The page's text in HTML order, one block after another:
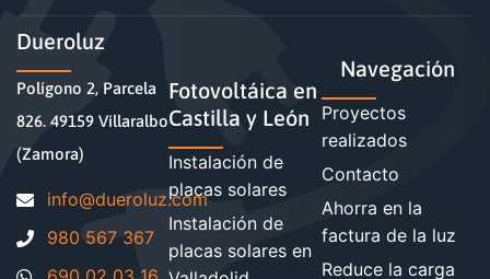
Dueroluz
Polígono 2, Parcela
826. 49159 Villaralbo
(Zamora)
moc.zuloreud@ofni
980 567 367
Fotovoltáica en
Castilla y León
Instalación de
placas solares
Instalación de
placas solares en
Navegación
Proyectos
realizados
Contacto
Ahorra en la
factura de la luz
Reduce la carga